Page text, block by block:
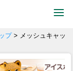
プ> メッシュキャッ